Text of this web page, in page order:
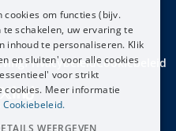
PrivacybeleidCookiebeleid
DEUTSCH
FRANÇAIS
cookies om functies (bijv.
schakelen, uw ervaring te
inhoud te personaliseren. Klik
en sluiten' voor alle cookies
voor strikt
cookies. Meer informatie
Cookiebeleid.
WEERGEVEN